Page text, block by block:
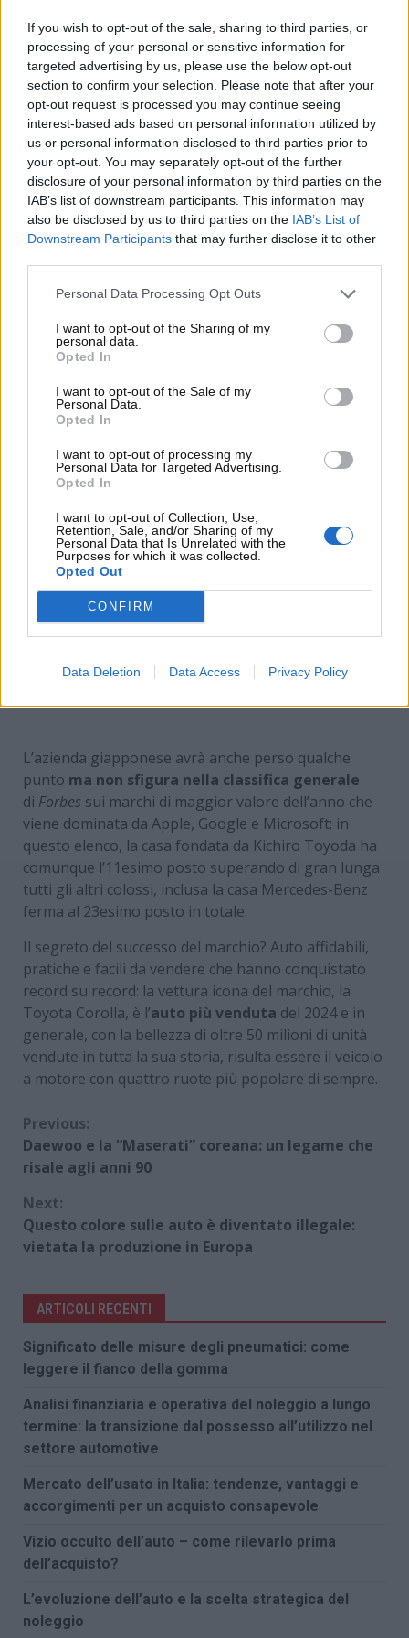
If you wish to opt-out of the sale, sharing to third parties, or
processing of your personal or sensitive information for
targeted advertising by us, please use the below opt-out
section to confirm your selection. Please note that after your
opt-out request is processed you may continue seeing
interest-based ads based on personal information utilized by
us or personal information disclosed to third parties prior to
your opt-out. You may separately opt-out of the further
disclosure of your personal information by third parties on the
IAB’s list of downstream participants. This information may
also be disclosed by us to third parties on the IAB’s List of
Downstream Participants that may further disclose it to other
Personal Data Processing Opt Outs
I want to opt-out of the Sharing of my
personal data.
Opted In
I want to opt-out of the Sale of my
Personal Data.
Opted In
I want to opt-out of processing my
Personal Data for Targeted Advertising.
Opted In
I want to opt-out of Collection, Use,
Retention, Sale, and/or Sharing of my
Personal Data that Is Unrelated with the
Purposes for which it was collected.
Opted Out
CONFIRM
Data Deletion Data Access Privacy Policy
anche la più importante dal punto di vista economico
in un elenco di riferimento per gli economisti. E la
cosa migliore è che non produce nemmeno
automobili elettriche. Scopriamo il brand che
potrebbe a sua volta colonizzare un paese, se lo
volesse.
Toyota vale più di tutti
L’azienda Toyota lo scorso anno aveva superatoil
dollari. Ora, la cifra è inferiore al valore netto di Coca
Cola ma solo perché con i nuovi calcoli, gli economisti
hanno stimato una perdita dell’8% rispetto allo
scorso anno, il che significa che lo scorso anno il
confronto era impari…in favore del brand nipponico.
Toyota ha visto crescere il suo valore
L’azienda giapponese avrà anche perso qualche
punto ma non sfigura nella classifica generale
di Forbes sui marchi di maggior valore dell’anno che
viene dominata da Apple, Google e Microsoft; in
questo elenco, la casa fondata da Kichiro Toyoda ha
comunque l’11esimo posto superando di gran lunga
tutti gli altri colossi, inclusa la casa Mercedes-Benz
ferma al 23esimo posto in totale.
Il segreto del successo del marchio? Auto affidabili,
pratiche e facili da vendere che hanno conquistato
record su record: la vettura icona del marchio, la
Toyota Corolla, è l’auto più venduta del 2024 e in
generale, con la bellezza di oltre 50 milioni di unità
vendute in tutta la sua storia, risulta essere il veicolo
a motore con quattro ruote più popolare di sempre.
Continue
Reading
Previous:
Daewoo e la “Maserati” coreana: un legame che
risale agli anni 90
Next:
Questo colore sulle auto è diventato illegale:
vietata la produzione in Europa
ARTICOLI RECENTI
Significato delle misure degli pneumatici: come
leggere il fianco della gomma
Analisi finanziaria e operativa del noleggio a lungo
termine: la transizione dal possesso all’utilizzo nel
settore automotive
Mercato dell’usato in Italia: tendenze, vantaggi e
accorgimenti per un acquisto consapevole
Vizio occulto dell’auto – come rilevarlo prima
dell’acquisto?
L’evoluzione dell’auto e la scelta strategica del
noleggio